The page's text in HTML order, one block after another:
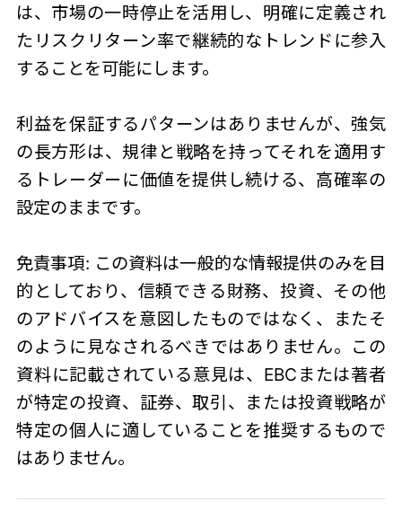
は、市場の一時停止を活用し、明確に定義され
たリスクリターン率で継続的なトレンドに参入
することを可能にします。
利益を保証するパターンはありませんが、強気
の長方形は、規律と戦略を持ってそれを適用す
るトレーダーに価値を提供し続ける、高確率の
設定のままです。
免責事項: この資料は一般的な情報提供のみを目
的としており、信頼できる財務、投資、その他
のアドバイスを意図したものではなく、またそ
のように見なされるべきではありません。この
資料に記載されている意見は、EBCまたは著者
が特定の投資、証券、取引、または投資戦略が
特定の個人に適していることを推奨するもので
はありません。